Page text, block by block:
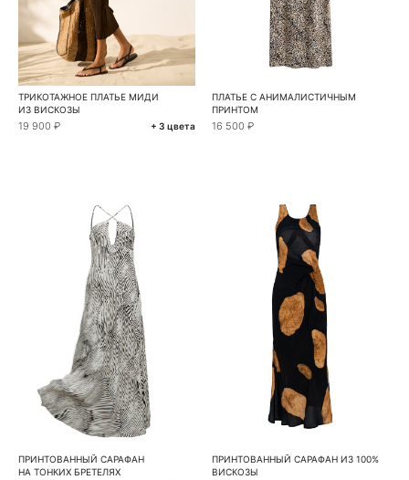
ТРИКОТАЖНОЕ ПЛАТЬЕ МИДИ
ИЗ ВИСКОЗЫ
19 900 ₽ + 3 цвета
ПЛАТЬЕ С АНИМАЛИСТИЧНЫМ
ПРИНТОМ
16 500 ₽
ПРИНТОВАННЫЙ САРАФАН
НА ТОНКИХ БРЕТЕЛЯХ
ПРИНТОВАННЫЙ САРАФАН ИЗ 100%
ВИСКОЗЫ